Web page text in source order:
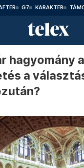
G7 KARAKTER
hagyomány
a